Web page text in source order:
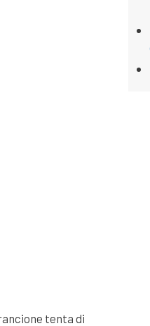
tenta di